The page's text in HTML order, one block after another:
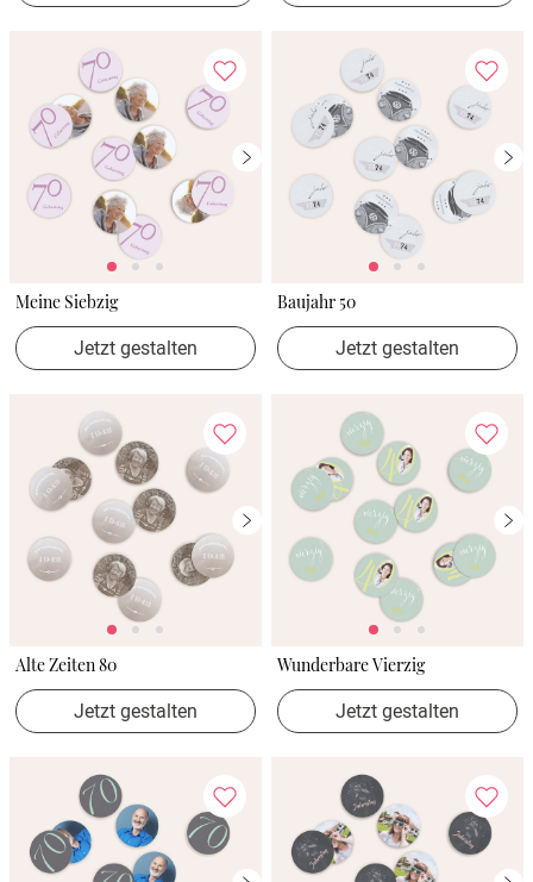
Meine Siebzig
Jetzt gestalten
Baujahr 50
Jetzt gestalten
Alte Zeiten 80
Jetzt gestalten
Wunderbare Vierzig
Jetzt gestalten